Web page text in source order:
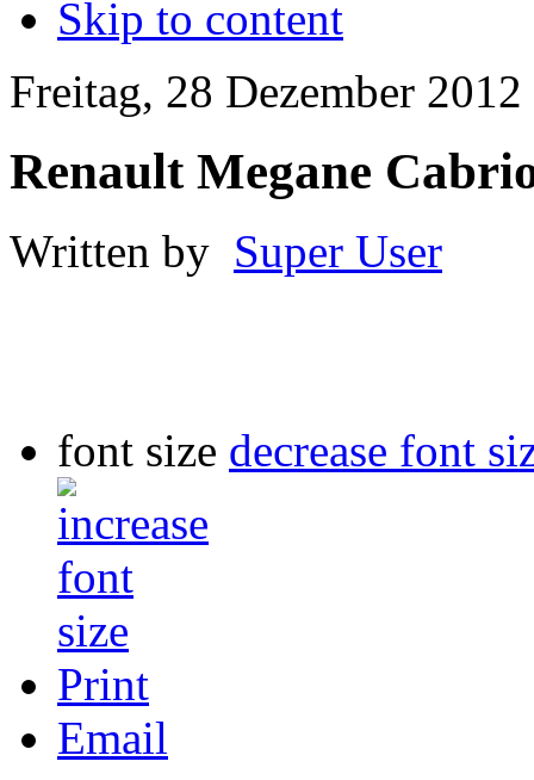
Skip to content
Freitag, 28 Dezember
Renault Megane
Written by Super User
font size decrease font
Print
Email